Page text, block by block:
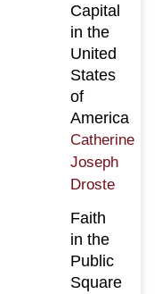
Capital
in the
United
States
of
America
Catherine
Joseph
Droste
Faith
in the
Public
Square